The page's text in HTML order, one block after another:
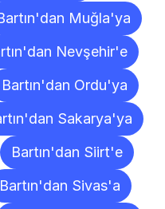
Muğla'ya
Nevşehir'e
Bartın'dan Ordu'ya
Sakarya'ya
Bartın'dan Siirt'e
Bartın'dan Sivas'a